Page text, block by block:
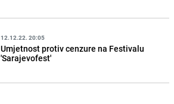
12.12.22. 20:05
Umjetnost protiv cenzure na Festivalu
'Sarajevofest'